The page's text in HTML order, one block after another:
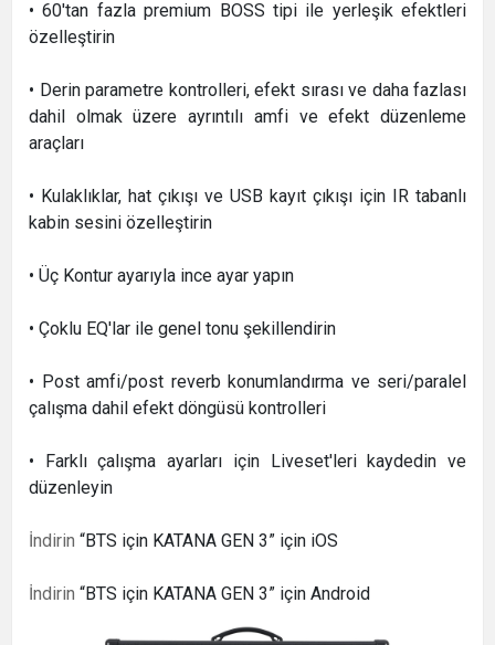
• 60'tan fazla premium BOSS tipi ile yerleşik efektleri
özelleştirin
• Derin parametre kontrolleri, efekt sırası ve daha fazlası
dahil olmak üzere ayrıntılı amfi ve efekt düzenleme
araçları
• Kulaklıklar, hat çıkışı ve USB kayıt çıkışı için IR tabanlı
kabin sesini özelleştirin
• Üç Kontur ayarıyla ince ayar yapın
• Çoklu EQ'lar ile genel tonu şekillendirin
• Post amfi/post reverb konumlandırma ve seri/paralel
çalışma dahil efekt döngüsü kontrolleri
• Farklı çalışma ayarları için Liveset'leri kaydedin ve
düzenleyin
İndirin “BTS için KATANA GEN 3” için iOS
İndirin “BTS için KATANA GEN 3” için Android